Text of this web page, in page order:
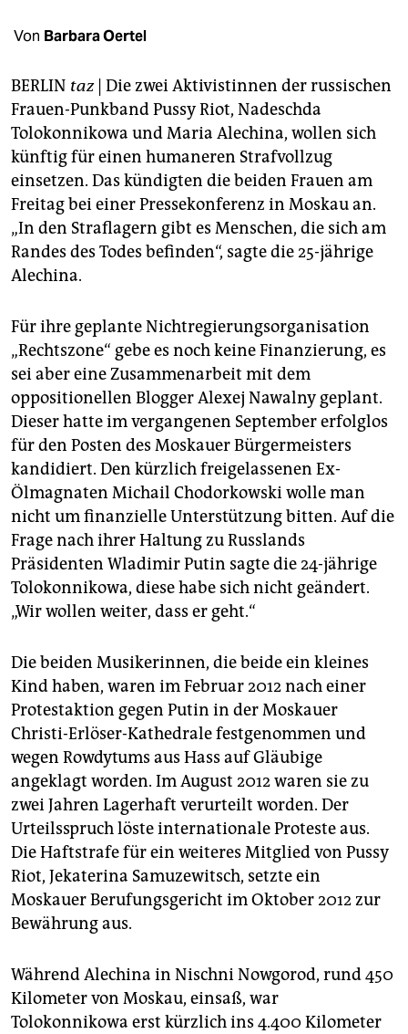
fragen & hilfe
unterstützen
abo
genossenschaft
epaper login
Von Barbara Oertel
BERLIN taz| Die zwei Aktivistinnen der russischen
Frauen-Punkband Pussy Riot, Nadeschda
Tolokonnikowa und Maria Alechina, wollen sich
künftig für einen humaneren Strafvollzug
einsetzen. Das kündigten die beiden Frauen am
Freitag bei einer Pressekonferenz in Moskau an.
„In den Straflagern gibt es Menschen, die sich am
Randes des Todes befinden“, sagte die 25-jährige
Alechina.
Für ihre geplante Nichtregierungsorganisation
„Rechtszone“ gebe es noch keine Finanzierung, es
sei aber eine Zusammenarbeit mit dem
oppositionellen Blogger Alexej Nawalny geplant.
Dieser hatte im vergangenen September erfolglos
für den Posten des Moskauer Bürgermeisters
kandidiert. Den kürzlich freigelassenen Ex-
Ölmagnaten Michail Chodorkowski wolle man
nicht um finanzielle Unterstützung bitten. Auf die
Frage nach ihrer Haltung zu Russlands
Präsidenten Wladimir Putin sagte die 24-jährige
Tolokonnikowa, diese habe sich nicht geändert.
„Wir wollen weiter, dass er geht.“
Die beiden Musikerinnen, die beide ein kleines
Kind haben, waren im Februar 2012 nach einer
Protestaktion gegen Putin in der Moskauer
Christi-Erlöser-Kathedrale festgenommen und
wegen Rowdytums aus Hass auf Gläubige
angeklagt worden. Im August 2012 waren sie zu
zwei Jahren Lagerhaft verurteilt worden. Der
Urteilsspruch löste internationale Proteste aus.
Die Haftstrafe für ein weiteres Mitglied von Pussy
Riot, Jekaterina Samuzewitsch, setzte ein
Moskauer Berufungsgericht im Oktober 2012 zur
Bewährung aus.
Während Alechina in Nischni Nowgorod, rund 450
Kilometer von Moskau, einsaß, war
Tolokonnikowa erst kürzlich ins 4.400 Kilometer